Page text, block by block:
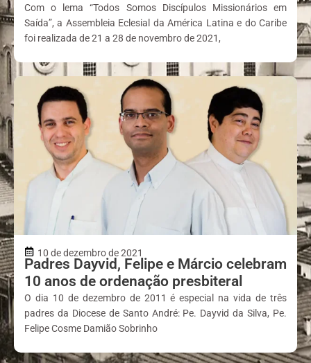
Com o lema “Todos Somos Discípulos Missionários em
Saída”, a Assembleia Eclesial da América Latina e do Caribe
foi realizada de 21 a 28 de novembro de 2021,
10 de dezembro de 2021
Padres Dayvid, Felipe e Márcio celebram
10 anos de ordenação presbiteral
O dia 10 de dezembro de 2011 é especial na vida de três
padres da Diocese de Santo André: Pe. Dayvid da Silva, Pe.
Felipe Cosme Damião Sobrinho